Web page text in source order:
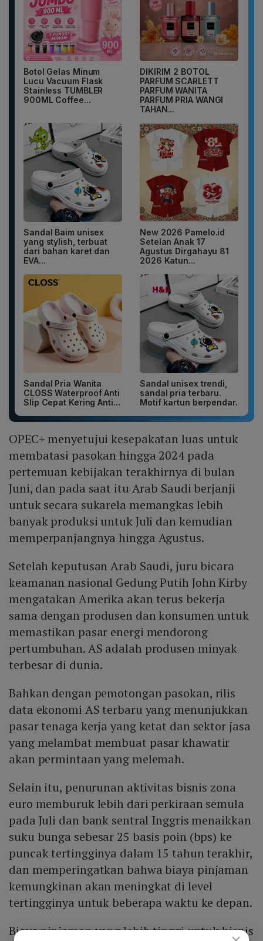
Botol Gelas Minum
Lucu Vacuum Flask
Stainless TUMBLER
900ML Coffee...
DIKIRIM 2 BOTOL
PARFUM SCARLETT
PARFUM WANITA
PARFUM PRIA WANGI
TAHAN...
Sandal Baim unisex
yang stylish, terbuat
dari bahan karet dan
EVA...
New 2026 Pamelo.id
Setelan Anak 17
Agustus Dirgahayu 81
2026 Katun...
Sandal Pria Wanita
CLOSS Waterproof Anti
Slip Cepat Kering Anti...
Sandal unisex trendi,
sandal pria terbaru.
Motif kartun berpendar.
OPEC+ menyetujui kesepakatan luas untuk
membatasi pasokan hingga 2024 pada
pertemuan kebijakan terakhirnya di bulan
Juni, dan pada saat itu Arab Saudi berjanji
untuk secara sukarela memangkas lebih
banyak produksi untuk Juli dan kemudian
memperpanjangnya hingga Agustus.
Setelah keputusan Arab Saudi, juru bicara
keamanan nasional Gedung Putih John Kirby
mengatakan Amerika akan terus bekerja
sama dengan produsen dan konsumen untuk
memastikan pasar energi mendorong
pertumbuhan. AS adalah produsen minyak
terbesar di dunia.
Bahkan dengan pemotongan pasokan, rilis
data ekonomi AS terbaru yang menunjukkan
pasar tenaga kerja yang ketat dan sektor jasa
yang melambat membuat pasar khawatir
akan permintaan yang melemah.
Selain itu, penurunan aktivitas bisnis zona
euro memburuk lebih dari perkiraan semula
pada Juli dan bank sentral Inggris menaikkan
suku bunga sebesar 25 basis poin (bps) ke
puncak tertingginya dalam 15 tahun terakhir,
dan memperingatkan bahwa biaya pinjaman
kemungkinan akan meningkat di level
tertingginya untuk beberapa waktu ke depan.
Biaya pinjaman yang lebih tinggi untuk bisnis